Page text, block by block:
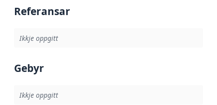
Referansar
Ikkje oppgitt
Gebyr
Ikkje oppgitt